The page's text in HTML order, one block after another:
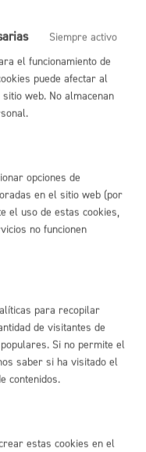
y sentido
Sin definir
subsanación de
por parte
o inicio del
Siempre activo
el funcionamiento de
puede afectar al
web. No almacenan
opciones de
en el sitio web (por
el uso de estas cookies,
no funcionen
para recopilar
de visitantes de
Si no permite el
saber si ha visitado el
contenidos.
estas cookies en el